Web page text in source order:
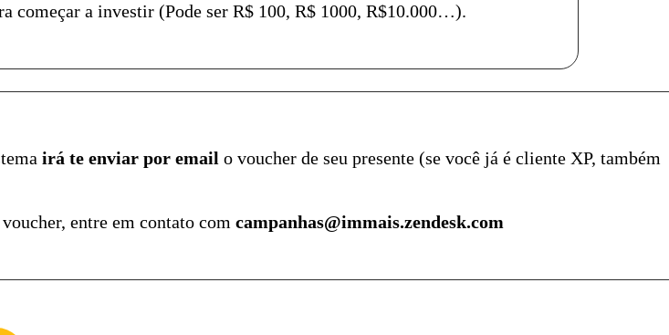
começar a investir (Pode ser R$ 100, R$ 1000, R$10.000…).
irá te enviar por email o voucher de seu presente (se você já é cliente XP, também
entre em contato com campanhas@immais.zendesk.com